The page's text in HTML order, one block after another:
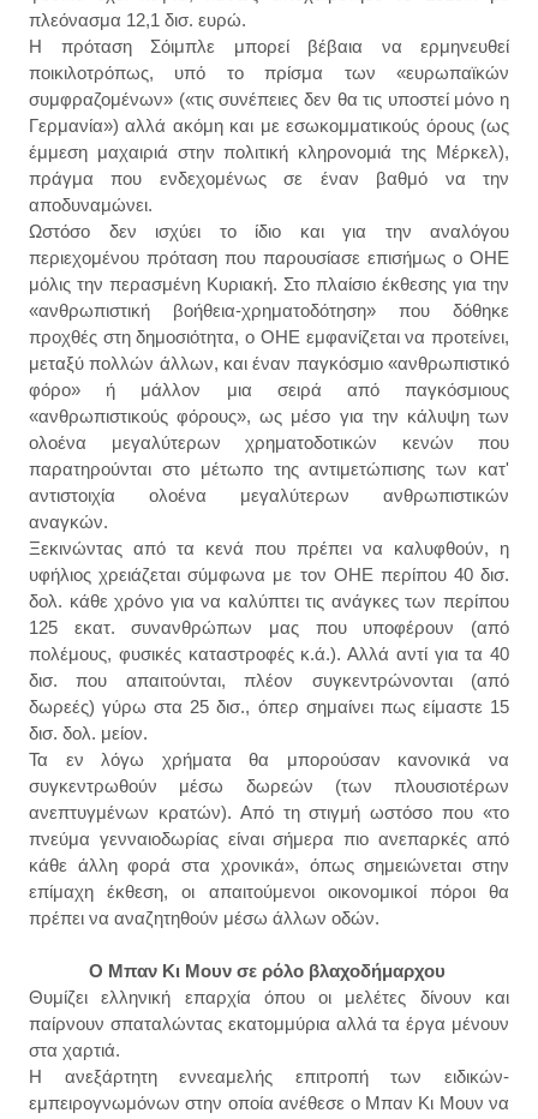
πλεόνασμα 12,1 δισ. ευρώ.
Η πρόταση Σόιμπλε μπορεί βέβαια να ερμηνευθεί
ποικιλοτρόπως, υπό το πρίσμα των «ευρωπαϊκών
συμφραζομένων» («τις συνέπειες δεν θα τις υποστεί μόνο η
Γερμανία») αλλά ακόμη και με εσωκομματικούς όρους (ως
έμμεση μαχαιριά στην πολιτική κληρονομιά της Μέρκελ),
πράγμα που ενδεχομένως σε έναν βαθμό να την
αποδυναμώνει.
Ωστόσο δεν ισχύει το ίδιο και για την αναλόγου
περιεχομένου πρόταση που παρουσίασε επισήμως ο ΟΗΕ
μόλις την περασμένη Κυριακή. Στο πλαίσιο έκθεσης για την
«ανθρωπιστική βοήθεια-χρηματοδότηση» που δόθηκε
προχθές στη δημοσιότητα, ο ΟΗΕ εμφανίζεται να προτείνει,
μεταξύ πολλών άλλων, και έναν παγκόσμιο «ανθρωπιστικό
φόρο» ή μάλλον μια σειρά από παγκόσμιους
«ανθρωπιστικούς φόρους», ως μέσο για την κάλυψη των
ολοένα μεγαλύτερων χρηματοδοτικών κενών που
παρατηρούνται στο μέτωπο της αντιμετώπισης των κατ'
αντιστοιχία ολοένα μεγαλύτερων ανθρωπιστικών
αναγκών.
Ξεκινώντας από τα κενά που πρέπει να καλυφθούν, η
υφήλιος χρειάζεται σύμφωνα με τον ΟΗΕ περίπου 40 δισ.
δολ. κάθε χρόνο για να καλύπτει τις ανάγκες των περίπου
125 εκατ. συνανθρώπων μας που υποφέρουν (από
πολέμους, φυσικές καταστροφές κ.ά.). Αλλά αντί για τα 40
δισ. που απαιτούνται, πλέον συγκεντρώνονται (από
δωρεές) γύρω στα 25 δισ., όπερ σημαίνει πως είμαστε 15
δισ. δολ. μείον.
Τα εν λόγω χρήματα θα μπορούσαν κανονικά να
συγκεντρωθούν μέσω δωρεών (των πλουσιοτέρων
ανεπτυγμένων κρατών). Από τη στιγμή ωστόσο που «το
πνεύμα γενναιοδωρίας είναι σήμερα πιο ανεπαρκές από
κάθε άλλη φορά στα χρονικά», όπως σημειώνεται στην
επίμαχη έκθεση, οι απαιτούμενοι οικονομικοί πόροι θα
πρέπει να αναζητηθούν μέσω άλλων οδών.
Ο Μπαν Κι Μουν σε ρόλο βλαχοδήμαρχου
Θυμίζει ελληνική επαρχία όπου οι μελέτες δίνουν και
παίρνουν σπαταλώντας εκατομμύρια αλλά τα έργα μένουν
στα χαρτιά.
Η ανεξάρτητη εννεαμελής επιτροπή των ειδικών-
εμπειρογνωμόνων στην οποία ανέθεσε ο Μπαν Κι Μουν να